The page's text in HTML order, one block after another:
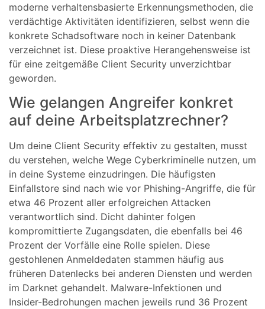
moderne verhaltensbasierte Erkennungsmethoden, die
verdächtige Aktivitäten identifizieren, selbst wenn die
konkrete Schadsoftware noch in keiner Datenbank
verzeichnet ist. Diese proaktive Herangehensweise ist
für eine zeitgemäße Client Security unverzichtbar
geworden.
Wie gelangen Angreifer konkret
auf deine Arbeitsplatzrechner?
Um deine Client Security effektiv zu gestalten, musst
du verstehen, welche Wege Cyberkriminelle nutzen, um
in deine Systeme einzudringen. Die häufigsten
Einfallstore sind nach wie vor Phishing-Angriffe, die für
etwa 46 Prozent aller erfolgreichen Attacken
verantwortlich sind. Dicht dahinter folgen
kompromittierte Zugangsdaten, die ebenfalls bei 46
Prozent der Vorfälle eine Rolle spielen. Diese
gestohlenen Anmeldedaten stammen häufig aus
früheren Datenlecks bei anderen Diensten und werden
im Darknet gehandelt. Malware-Infektionen und
Insider-Bedrohungen machen jeweils rund 36 Prozent